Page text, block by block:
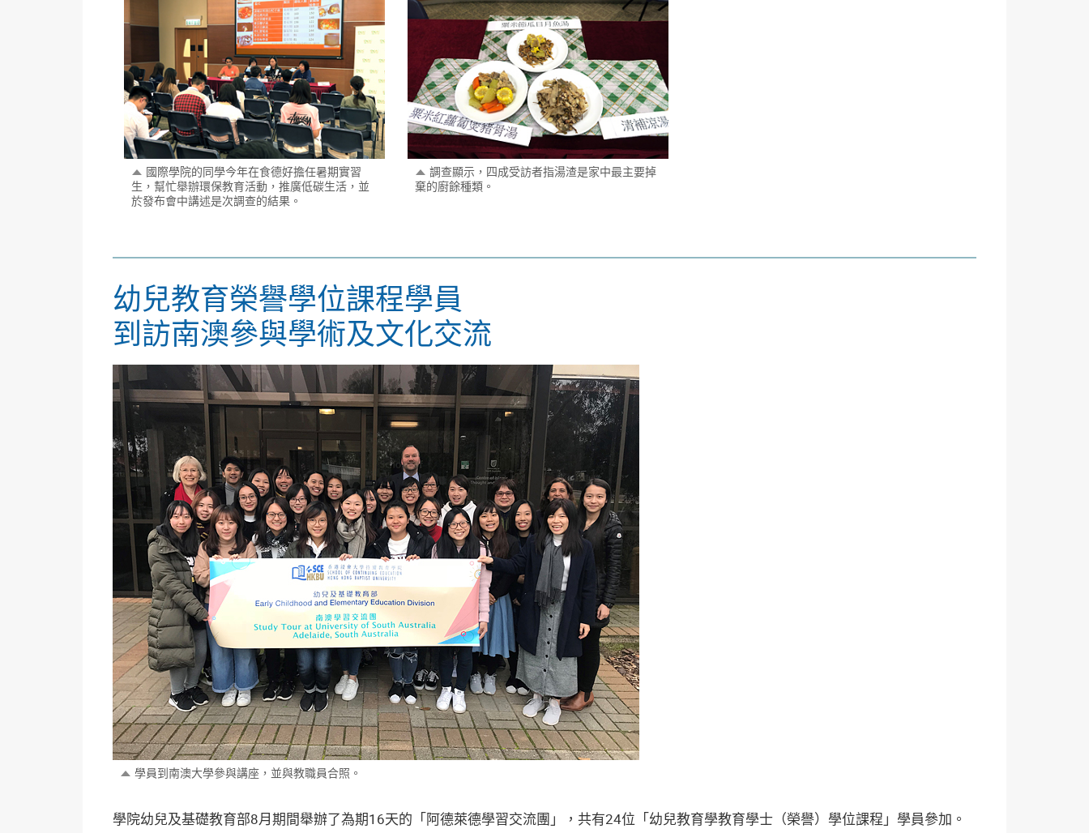
國際學院的同學今年在食德好擔任暑期實習
生，幫忙舉辦環保教育活動，推廣低碳生活，並
於發布會中講述是次調查的結果。
調查顯示，四成受訪者指湯渣是家中最主要掉
棄的廚餘種類。
幼兒教育榮譽學位課程學員
到訪南澳參與學術及文化交流
學員到南澳大學參與講座，並與教職員合照。
學院幼兒及基礎教育部8月期間舉辦了為期16天的「阿德萊德學習交流團」，共有24位「幼兒教育學教育學士（榮譽）學位課程」學員參加。